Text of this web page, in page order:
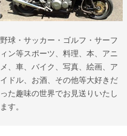
野球・サッカー・ゴルフ・サーフ
ィン等スポーツ、料理、本、アニ
メ、車、バイク、写真、絵画、ア
イドル、お酒、その他等大好きだ
った趣味の世界でお見送りいたし
ます。